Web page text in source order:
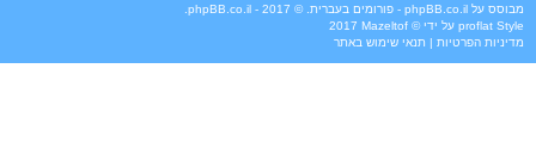
מבוסס על phpBB.co.il - פורומים בעברית
. © 2017 - phpBB.co.il.
Style
proflat על ידי © Mazeltof
מדיניות הפרטיות | תנאי שימוש באתר